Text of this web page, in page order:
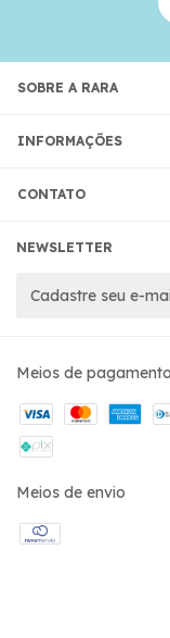
SOBRE A RARA
INFORMAÇÕES
CONTATO
NEWSLETTER
Meios de pagamento
Meios de envio